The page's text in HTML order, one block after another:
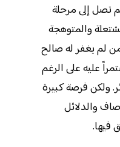
تصل إلى مرحلة
والمتوهجة
من لم يغفر له صالح
عليه على الرغم
ولكن فرصة كبيرة
والدلائل
فيها.